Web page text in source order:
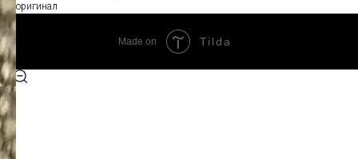
оригинал
Made on Tilda